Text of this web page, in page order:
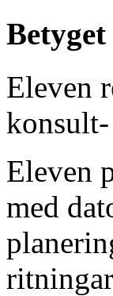
Betyget
Eleven
Eleven
med